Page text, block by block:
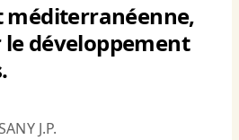
méditerranéenne,
développement
J.P.